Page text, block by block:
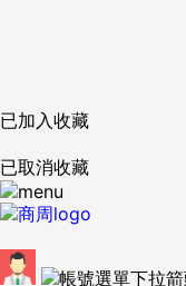
已加入收藏
已取消收藏